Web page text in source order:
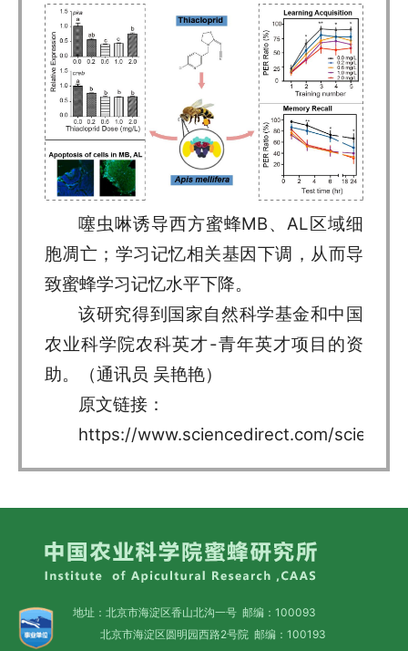
噻虫啉诱导西方蜜蜂MB、AL区域细
胞凋亡；学习记忆相关基因下调，从而导
致蜜蜂学习记忆水平下降。
该研究得到国家自然科学基金和中国
农业科学院农科英才-青年英才项目的资
助。（通讯员 吴艳艳）
原文链接：
https://www.sciencedirect.com/
地址：北京市海淀区香山北沟一号 邮编：100093
北京市海淀区圆明园西路2号院 邮编：100193